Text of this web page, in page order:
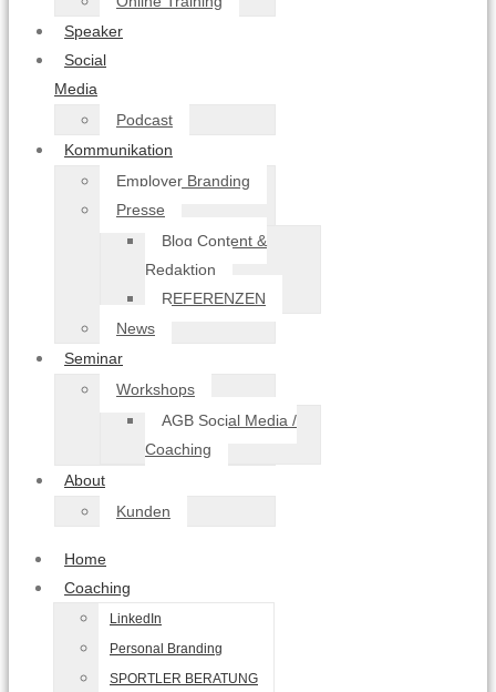
Speaker
Social
Media
Podcast
Kommunikation
Employer Branding
Presse
Blog Content &
Redaktion
REFERENZEN
News
Seminar
Workshops
AGB Social Media /
Coaching
About
Kunden
Home
Coaching
LinkedIn
Personal Branding
SPORTLER BERATUNG